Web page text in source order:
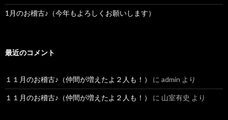
1月のお稽古♪（今年もよろしくお願いします）
最近のコメント
１１月のお稽古♪（仲間が増えたよ２人も！） に admin より
１１月のお稽古♪（仲間が増えたよ２人も！） に 山室有史 より